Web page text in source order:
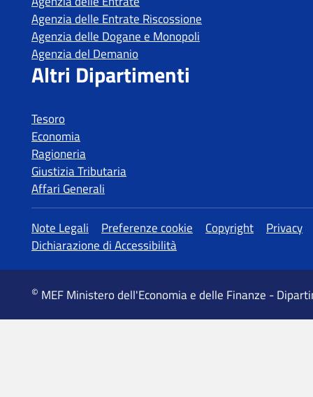
Tesoro
Economia
Ragioneria
Giustizia Tributaria
Affari Generali
MEF Ministero dell'Economia e delle Finanze -